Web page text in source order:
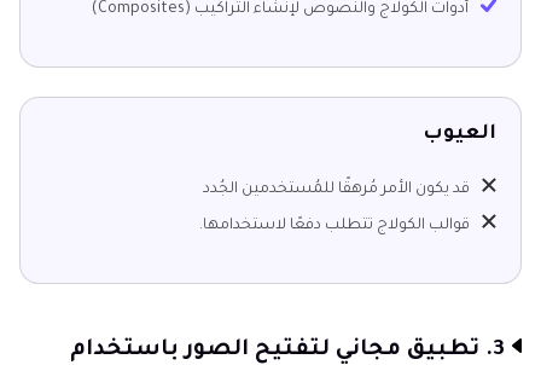
أدوات الكولاج والنصوص لإنشاء التراكيب (Composites)
العيوب
قد يكون الأمر مُرهقًا للمُستخدمين الجُدد
قوالب الكولاج تتطلب دفعًا لاستخدامها.
3. تطبيق مجاني لتفتيح الصور باستخدام